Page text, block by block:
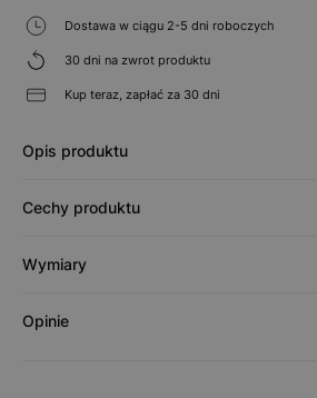
Dostawa w ciągu 2-5 dni roboczych
30 dni na zwrot produktu
Kup teraz, zapłać za 30 dni
Opis produktu
Cechy produktu
Wymiary
Opinie